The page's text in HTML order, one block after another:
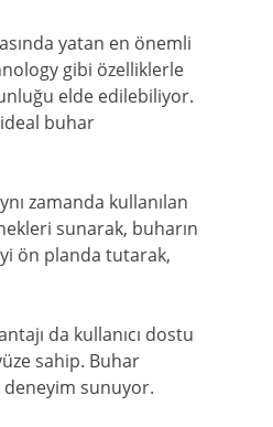
yatan en önemli
gibi özelliklerle
elde edilebiliyor.
buhar
zamanda kullanılan
sunarak, buharın
ön planda tutarak,
da kullanıcı dostu
sahip. Buhar
sunuyor.